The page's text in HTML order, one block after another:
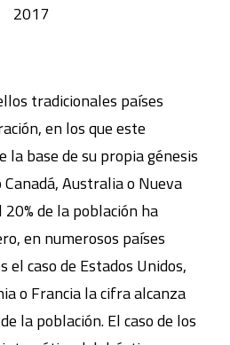
2017
tradicionales países
en los que este
base de su propia génesis
Australia o Nueva
de la población ha
en numerosos países
el caso de Estados Unidos,
o Francia la cifra alcanza
la población. El caso de los